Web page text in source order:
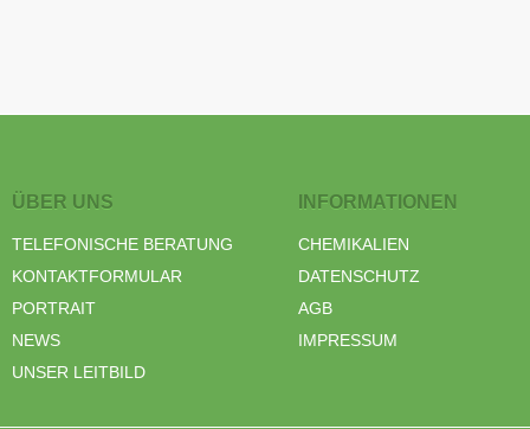
ÜBER UNS
TELEFONISCHE BERATUNG
KONTAKTFORMULAR
PORTRAIT
NEWS
UNSER LEITBILD
INFORMATIONEN
CHEMIKALIEN
DATENSCHUTZ
AGB
IMPRESSUM